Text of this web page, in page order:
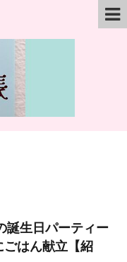
誕生日パーティー
はん献立【紹